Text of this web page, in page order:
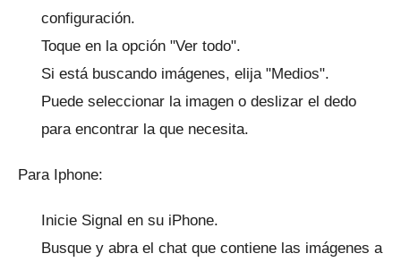
configuración.
Toque en la opción "Ver todo".
Si está buscando imágenes, elija "Medios".
Puede seleccionar la imagen o deslizar el dedo
para encontrar la que necesita.
Para Iphone:
Inicie Signal en su iPhone.
Busque y abra el chat que contiene las imágenes a